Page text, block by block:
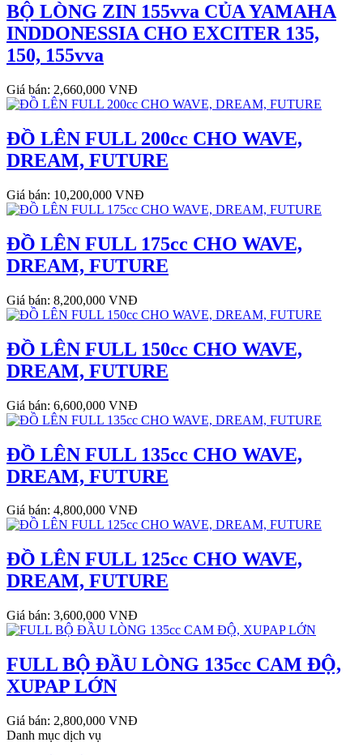
BỘ LÒNG ZIN 155vva CỦA YAMAHA
INDDONESSIA CHO EXCITER 135,
150, 155vva
Giá bán: 2,660,000 VNĐ
ĐỒ LÊN FULL 200cc CHO WAVE,
DREAM, FUTURE
Giá bán: 10,200,000 VNĐ
ĐỒ LÊN FULL 175cc CHO WAVE,
DREAM, FUTURE
Giá bán: 8,200,000 VNĐ
ĐỒ LÊN FULL 150cc CHO WAVE,
DREAM, FUTURE
Giá bán: 6,600,000 VNĐ
ĐỒ LÊN FULL 135cc CHO WAVE,
DREAM, FUTURE
Giá bán: 4,800,000 VNĐ
ĐỒ LÊN FULL 125cc CHO WAVE,
DREAM, FUTURE
Giá bán: 3,600,000 VNĐ
FULL BỘ ĐẦU LÒNG 135cc CAM ĐỘ,
XUPAP LỚN
Giá bán: 2,800,000 VNĐ
Danh mục dịch vụ